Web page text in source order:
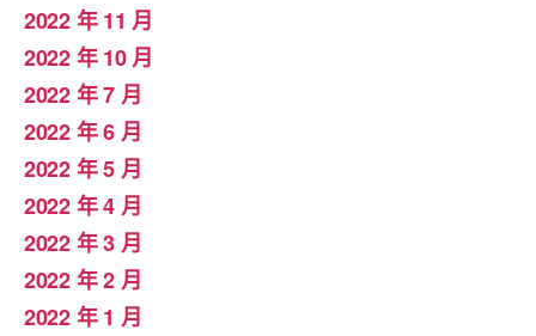
2022 年 11 月
2022 年 10 月
2022 年 7 月
2022 年 6 月
2022 年 5 月
2022 年 4 月
2022 年 3 月
2022 年 2 月
2022 年 1 月